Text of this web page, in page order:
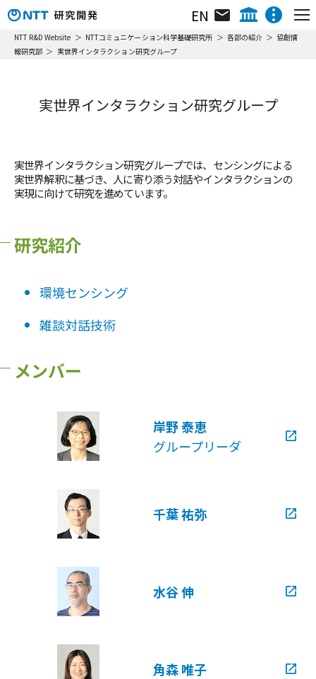
EN
NTT IOWN総合イノベーションセンタ
NTTテクノロジーイノベーションセンタ
NTTコンピューティングテクノロジーセンタ
NTT人間情報研究所
NTT社会情報研究所
NTTコンピュータ＆データサイエンス研究所
NTTネットワークサービスシステム研究所
NTT先端技術総合研究所
NTT未来ねっと研究所
NTTコミュニケーション科学基礎研究所
特定分野の研究センタ一覧
NTT知的財産センタ
組織･研究員･所在地
リサーチ＆アクティビティ
イベント
研究所について
主要な研究トピック
リサーチ＆アクティビティ
表彰
外部報道
NTT R&D Website NTTコミュニケーション科学基礎研究所 各部の紹介
協創情
報研究部
実世界インタラクション研究グループ
実世界インタラクション研究グループ
実世界インタラクション研究グループでは、センシングによる
実世界解釈に基づき、人に寄り添う対話やインタラクションの
実現に向けて研究を進めています。
研究紹介
環境センシング
雑談対話技術
メンバー
岸野 泰恵
グループリーダ
千葉 祐弥
水谷 伸
角森 唯子